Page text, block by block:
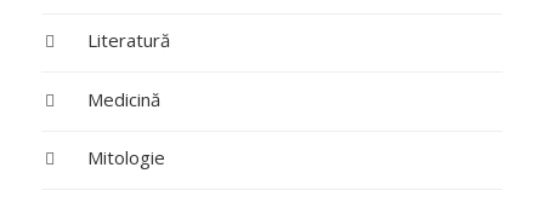
Literatură
Medicină
Mitologie